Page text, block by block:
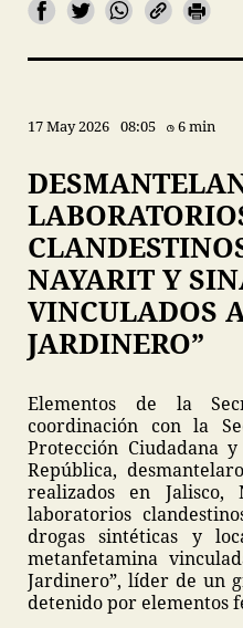
17 May 2026 08:05 6 min
NAYARIT Y
VINCULADOS
JARDINERO”
Elementos de la
coordinación con la
Protección Ciudadana
República,
realizados en
laboratorios
drogas sintéticas y
metanfetamina
Jardinero”, líder de un
detenido por elementos